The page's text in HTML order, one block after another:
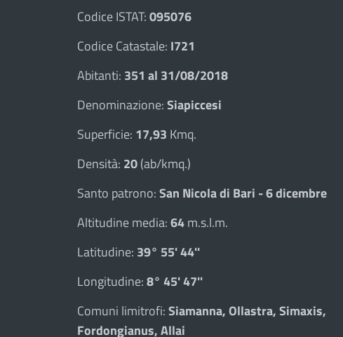
Codice ISTAT:095076
Codice Catastale: I721
Abitanti: 351 al 31/08/2018
Denominazione:Siapiccesi
Superficie: 17,93 Kmq.
Densità: 20(ab/kmq.)
Santo patrono:San Nicola di Bari - 6 dicembre
Altitudine media:64m.s.l.m.
Latitudine: 39° 55' 44''
Longitudine:8° 45' 47''
Comuni limitrofi:Siamanna, Ollastra, Simaxis,
Fordongianus, Allai